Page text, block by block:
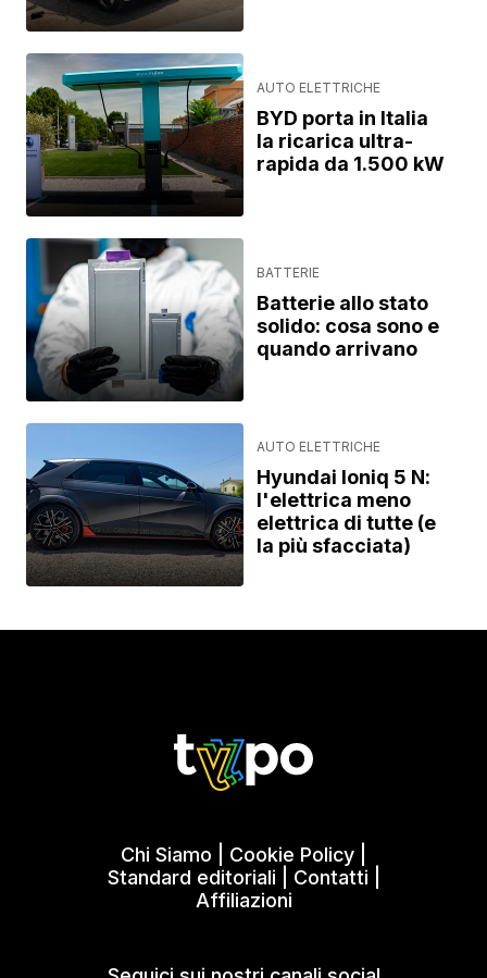
AUTO ELETTRICHE
BYD porta in Italia
la ricarica ultra-
rapida da 1.500 kW
BATTERIE
Batterie allo stato
solido: cosa sono e
quando arrivano
AUTO ELETTRICHE
Hyundai Ioniq 5 N:
l'elettrica meno
elettrica di tutte (e
la più sfacciata)
Chi Siamo Cookie Policy
Standard editoriali
Contatti
Affiliazioni